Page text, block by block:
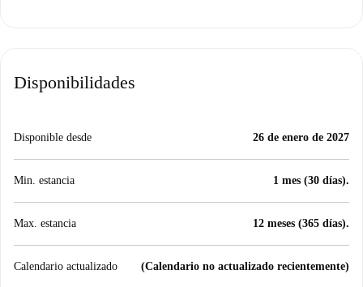
Disponibilidades
Disponible desde 26 de enero de 2027
Min. estancia 1 mes (30 días).
Max. estancia 12 meses (365 días).
Calendario actualizado (Calendario no actualizado recientemente)